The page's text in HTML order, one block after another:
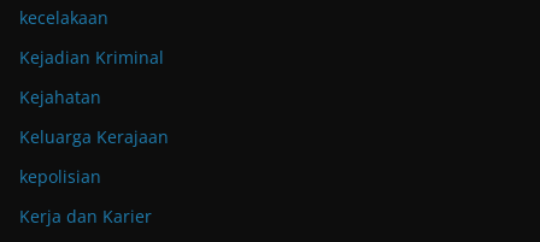
kecelakaan
Kejadian Kriminal
Kejahatan
Keluarga Kerajaan
kepolisian
Kerja dan Karier